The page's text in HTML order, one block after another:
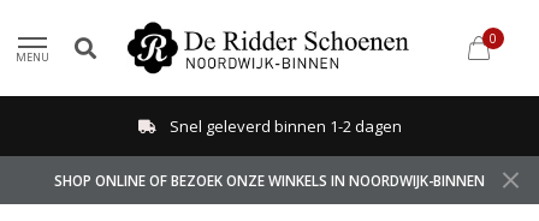
MENU
0
Snel geleverd binnen 1-2 dagen
SHOP ONLINE OF BEZOEK ONZE WINKELS IN NOORDWIJK-BINNEN